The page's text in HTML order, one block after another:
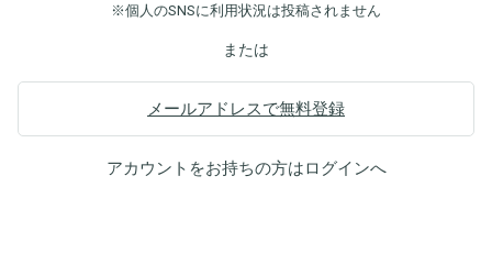
※個人のSNSに利用状況は投稿されません
または
メールアドレスで無料登録
アカウントをお持ちの方はログインへ